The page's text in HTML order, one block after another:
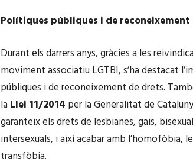
Polítiques públiques i de
Durant els darrers anys, gràcies a les
moviment associatiu LGTBI, s’ha destacat
públiques i de reconeixement de drets.
la Llei 11/2014 per la Generalitat de
garanteix els drets de lesbianes, gais,
intersexuals, i així acabar amb l’homofòbia,
transfòbia.